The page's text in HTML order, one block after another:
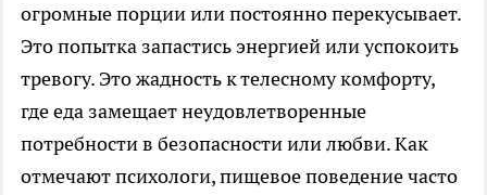
огромные порции или постоянно перекусывает.
Это попытка запастись энергией или успокоить
тревогу. Это жадность к телесному комфорту,
где еда замещает неудовлетворенные
потребности в безопасности или любви. Как
отмечают психологи, пищевое поведение часто